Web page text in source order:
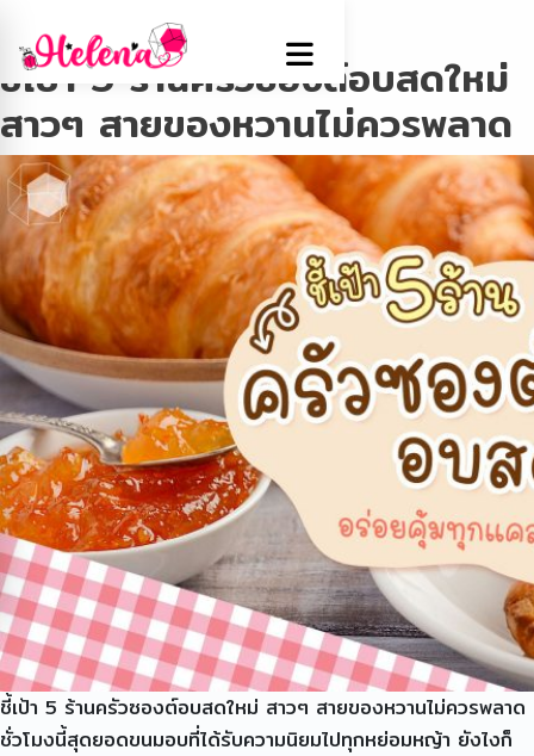
Tag:ขนมปังโฮมเมด
ชี้เป้า 5 ร้านครัวซองต์อบสดใหม่
สาวๆ สายของหวานไม่ควรพลาด
ชี้เป้า 5 ร้านครัวซองต์อบสดใหม่ สาวๆ สายของหวานไม่ควรพลาด
ชั่วโมงนี้สุดยอดขนมอบที่ได้รับความนิยมไปทุกหย่อมหญ้า ยังไงก็